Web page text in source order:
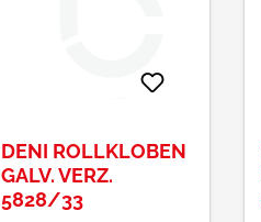
DENI ROLLKLOBEN
GALV. VERZ.
5828/33